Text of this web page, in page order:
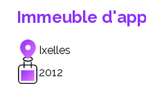
Immeuble
Ixelles
2012